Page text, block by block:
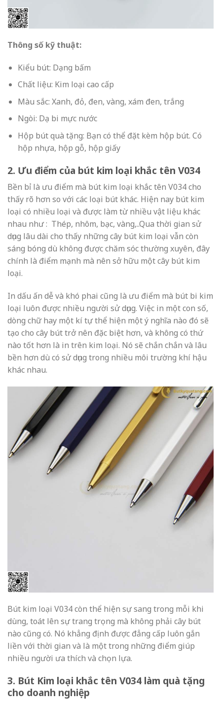
Thông số kỹ thuật:
Kiểu bút: Dạng bấm
Chất liệu: Kim loại cao cấp
Màu sắc: Xanh, đỏ, đen, vàng, xám đen, trắng
Ngòi: Dạ bi mực nước
Hộp bút quà tặng: Bạn có thể đặt kèm hộp bút. Có
hộp nhựa, hộp gỗ, hộp giấy
2. Ưu điểm của bút kim loại khắc tên V034
Bền bỉ là ưu điểm mà bút kim loại khắc tên V034 cho
thấy rõ hơn so với các loại bút khác. Hiện nay bút kim
loại có nhiều loại và được làm từ nhiều vật liệu khác
nhau như : Thép, nhôm, bạc, vàng,..Qua thời gian sử
dụng lâu dài cho thấy những cây bút kim loại vẫn còn
sáng bóng dù không được chăm sóc thường xuyên, đây
chính là điểm mạnh mà nên sở hữu một cây bút kim
loại.
In dấu ấn dễ và khó phai cũng là ưu điểm mà bút bi kim
loại luôn được nhiều người sử dụng. Việc in một con số,
dòng chữ hay một kí tự thể hiện một ý nghĩa nào đó sẽ
tạo cho cây bút trở nên đặc biệt hơn, và không có thứ
nào tốt hơn là in trên kim loại. Nó sẽ chắn chắn và lâu
bền hơn dù có sử dụng trong nhiều môi trường khí hậu
khác nhau.
Bút kim loại V034 còn thể hiện sự sang trong mỗi khi
dùng, toát lên sự trang trọng mà không phải cây bút
nào cũng có. Nó khẳng định được đẳng cấp luôn gắn
liền với thời gian và là một trong những điểm giúp
nhiều người ưa thích và chọn lựa.
3. Bút Kim loại khắc tên V034 làm quà tặng
cho doanh nghiệp